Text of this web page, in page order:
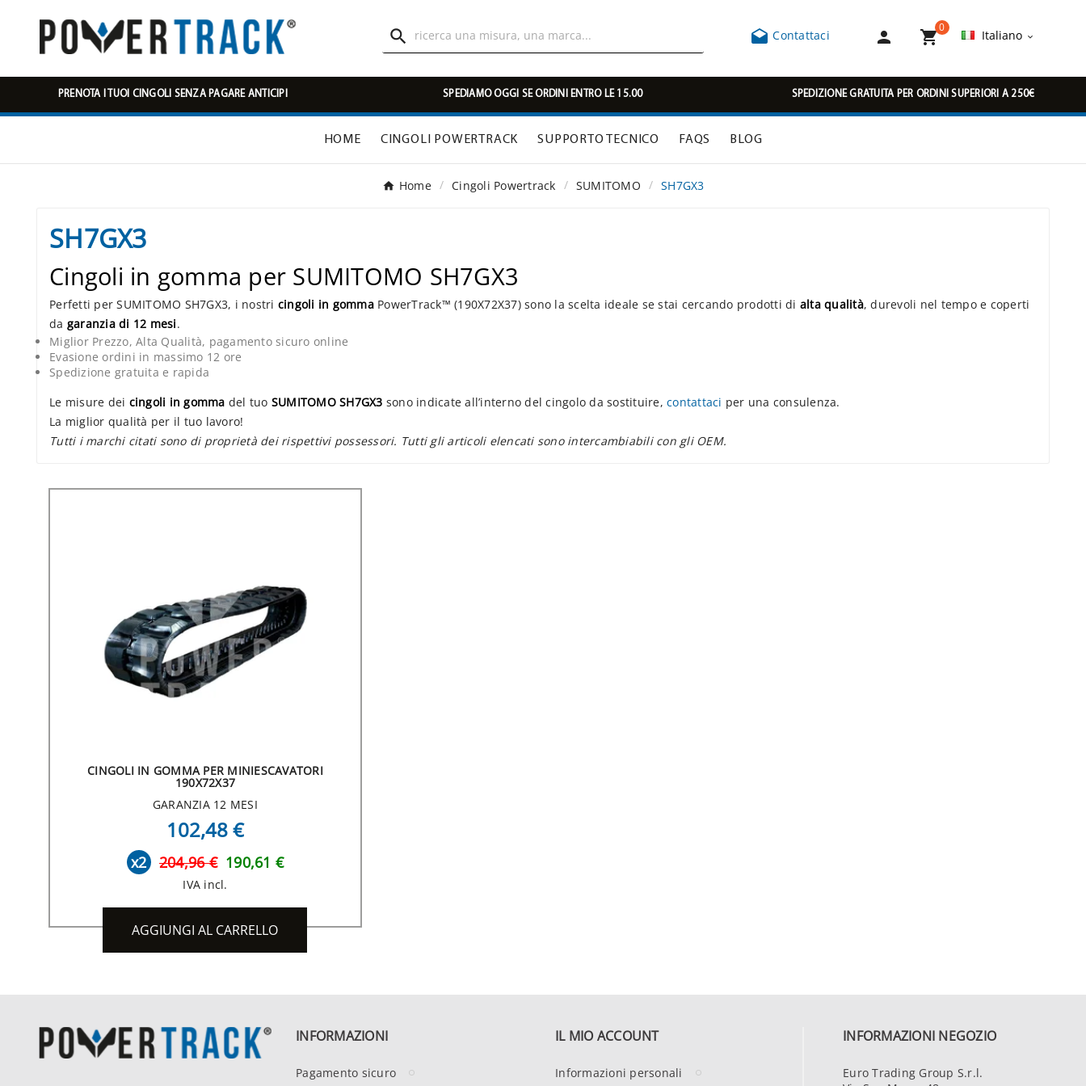
  Contattaci  
0
Italiano 
PRENOTA I TUOI CINGOLI SENZA PAGARE ANTICIPI SPEDIAMO OGGI SE ORDINI ENTRO LE 15.00 SPEDIZIONE GRATUITA PER ORDINI SUPERIORI A 250€
HOME CINGOLI POWERTRACK SUPPORTO TECNICO FAQS BLOG
Home Cingoli Powertrack SUMITOMO SH7GX3
SH7GX3
Cingoli in gomma per SUMITOMO SH7GX3
Perfetti per SUMITOMO SH7GX3, i nostri cingoli in gommaPowerTrack™ (190X72X37) sono la scelta ideale se stai cercando prodotti di alta qualità, durevoli nel tempo e coperti
da garanzia di 12 mesi.
Miglior Prezzo, Alta Qualità, pagamento sicuro online
Evasione ordini in massimo 12 ore
Spedizione gratuita e rapida
Le misure dei cingoli in gomma del tuo SUMITOMO SH7GX3 sono indicate all’interno del cingolo da sostituire, contattaci per una consulenza.
La miglior qualità per il tuo lavoro!
Tutti i marchi citati sono di proprietà dei rispettivi possessori. Tutti gli articoli elencati sono intercambiabili con gli OEM.
CINGOLI IN GOMMA PER MINIESCAVATORI
190X72X37
GARANZIA 12 MESI
102,48 €
x2 204,96 € 190,61 €
IVA incl.
AGGIUNGI AL CARRELLO
INFORMAZIONI
Pagamento sicuro
IL MIO ACCOUNT
Informazioni personali
INFORMAZIONI NEGOZIO
Euro Trading Group S.r.l.